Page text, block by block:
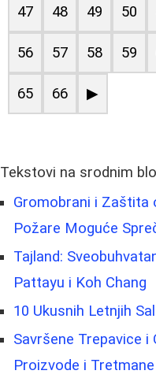
47 48 49 50
56 57 58 59
65 66 ▶
Tekstovi na srodnim
Gromobrani i Zaštita
Požare Moguće
Tajland:
Pattayu i Koh Chang
10 Ukusnih Letnjih
Savršene Trepavice i
Proizvode i Tretmane